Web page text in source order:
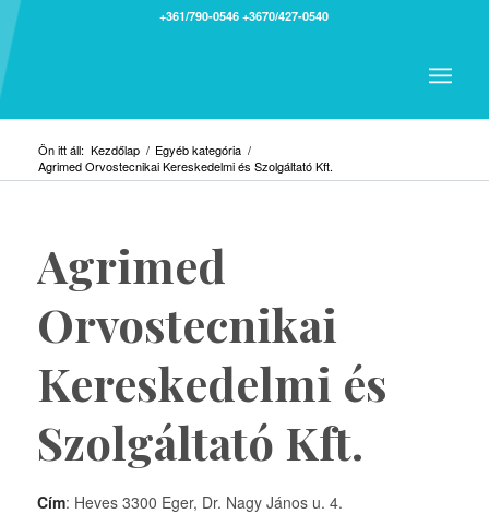
+361/790-0546 +3670/427-0540
Ön itt áll: Kezdőlap / Egyéb kategória /
Agrimed Orvostecnikai Kereskedelmi és Szolgáltató Kft.
Agrimed
Orvostecnikai
Kereskedelmi és
Szolgáltató Kft.
Cím: Heves 3300 Eger, Dr. Nagy János u. 4.